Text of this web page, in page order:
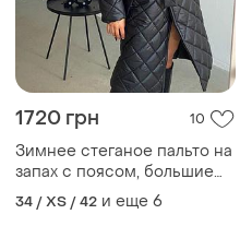
1720 грн 10
Зимнее стеганое пальто на
запах с поясом, большие
размеры 42-58
34 / XS / 42 и еще 6